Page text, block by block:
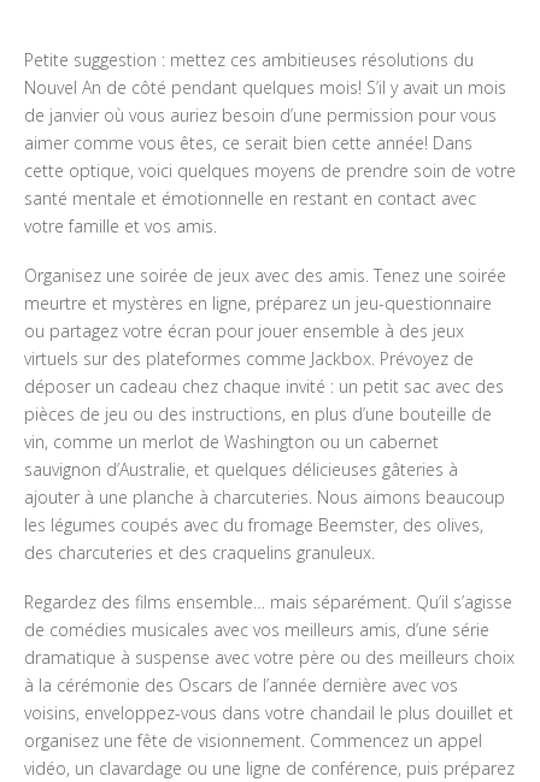
Petite suggestion : mettez ces ambitieuses résolutions du
Nouvel An de côté pendant quelques mois! S’il y avait un mois
de janvier où vous auriez besoin d’une permission pour vous
aimer comme vous êtes, ce serait bien cette année! Dans
cette optique, voici quelques moyens de prendre soin de votre
santé mentale et émotionnelle en restant en contact avec
votre famille et vos amis.
Organisez une soirée de jeux avec des amis. Tenez une soirée
meurtre et mystères en ligne, préparez un jeu-questionnaire
ou partagez votre écran pour jouer ensemble à des jeux
virtuels sur des plateformes comme Jackbox. Prévoyez de
déposer un cadeau chez chaque invité : un petit sac avec des
pièces de jeu ou des instructions, en plus d’une bouteille de
vin, comme un merlot de Washington ou un cabernet
sauvignon d’Australie, et quelques délicieuses gâteries à
ajouter à une planche à charcuteries. Nous aimons beaucoup
les légumes coupés avec du fromage Beemster, des olives,
des charcuteries et des craquelins granuleux.
Regardez des films ensemble… mais séparément. Qu’il s’agisse
de comédies musicales avec vos meilleurs amis, d’une série
dramatique à suspense avec votre père ou des meilleurs choix
à la cérémonie des Oscars de l’année dernière avec vos
voisins, enveloppez-vous dans votre chandail le plus douillet et
organisez une fête de visionnement. Commencez un appel
vidéo, un clavardage ou une ligne de conférence, puis préparez